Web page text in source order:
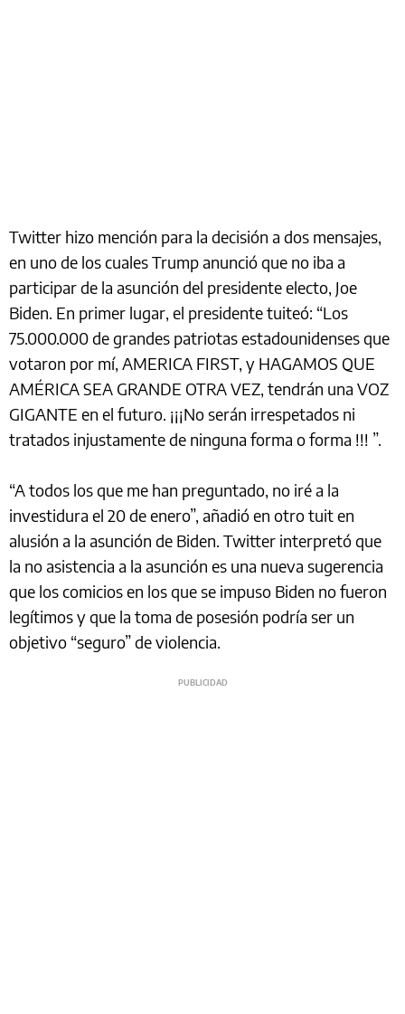
Twitter hizo mención para la decisión a dos mensajes,
en uno de los cuales Trump anunció que no iba a
participar de la asunción del presidente electo, Joe
Biden. En primer lugar, el presidente tuiteó: “Los
75.000.000 de grandes patriotas estadounidenses que
votaron por mí, AMERICA FIRST, y HAGAMOS QUE
AMÉRICA SEA GRANDE OTRA VEZ, tendrán una VOZ
GIGANTE en el futuro. ¡¡¡No serán irrespetados ni
tratados injustamente de ninguna forma o forma !!! ”.
“A todos los que me han preguntado, no iré a la
investidura el 20 de enero”, añadió en otro tuit en
alusión a la asunción de Biden. Twitter interpretó que
la no asistencia a la asunción es una nueva sugerencia
que los comicios en los que se impuso Biden no fueron
legítimos y que la toma de posesión podría ser un
objetivo “seguro” de violencia.